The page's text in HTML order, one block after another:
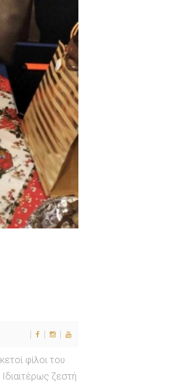
φίλοι του
ζεστή